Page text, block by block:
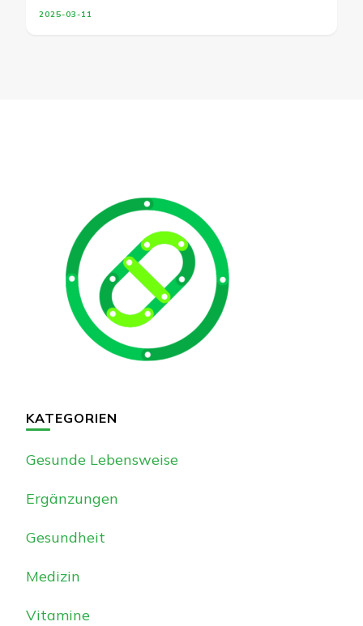
2025-03-11
KATEGORIEN
Gesunde Lebensweise
Ergänzungen
Gesundheit
Medizin
Vitamine